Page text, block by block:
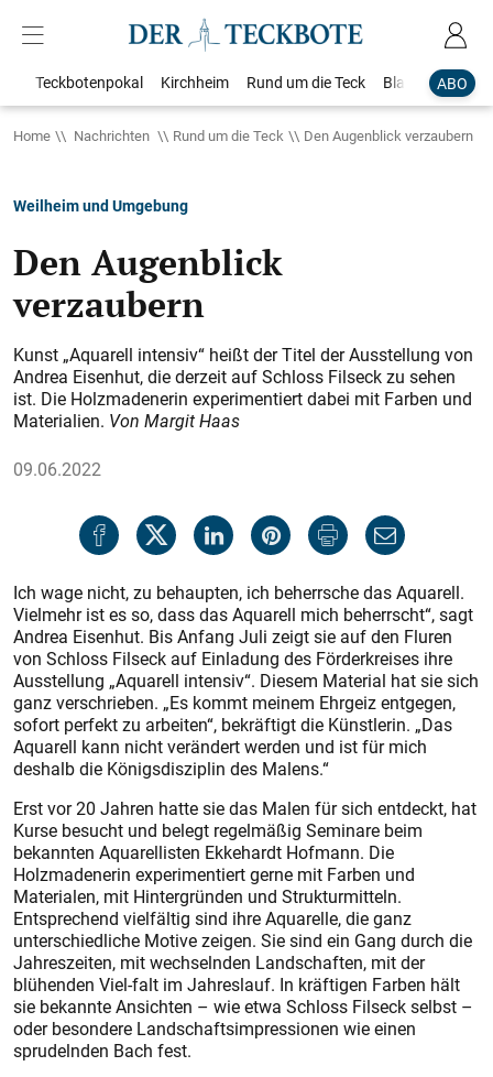
ABO
Teckbotenpokal Kirchheim Rund um die Teck Blaulicht
Home Nachrichten Rund um die Teck Den Augenblick verzaubern
Weilheim und Umgebung
Den Augenblick
verzaubern
Kunst „Aquarell intensiv“ heißt der Titel der Ausstellung von
Andrea Eisenhut, die derzeit auf Schloss Filseck zu sehen
ist. Die Holzmadenerin experimentiert dabei mit Farben und
Materialien. Von Margit Haas
09.06.2022
Ich wage nicht, zu behaupten, ich beherrsche das Aquarell.
Vielmehr ist es so, dass das Aquarell mich beherrscht“, sagt
Andrea Eisenhut. Bis Anfang Juli zeigt sie auf den Fluren
von Schloss Filseck auf Einladung des Förderkreises ihre
Ausstellung „Aquarell intensiv“. Diesem Material hat sie sich
ganz verschrieben. „Es kommt meinem Ehrgeiz entgegen,
sofort perfekt zu arbeiten“, bekräftigt die Künstlerin. „Das
Aquarell kann nicht verändert werden und ist für mich
deshalb die Königsdisziplin des Malens.“
Erst vor 20 Jahren hatte sie das Malen für sich entdeckt, hat
Kurse besucht und belegt regelmäßig Seminare beim
bekannten Aquarellisten Ekkehardt Hofmann. Die
Holzmadenerin experimentiert gerne mit Farben und
Materialen, mit Hintergründen und Strukturmitteln.
Entsprechend vielfältig sind ihre Aquarelle, die ganz
unterschiedliche Motive zeigen. Sie sind ein Gang durch die
Jahreszeiten, mit wechselnden Landschaften, mit der
blühenden Viel-falt im Jahreslauf. In kräftigen Farben hält
sie bekannte Ansichten – wie etwa Schloss Filseck selbst –
oder besondere Landschaftsimpressionen wie einen
sprudelnden Bach fest.